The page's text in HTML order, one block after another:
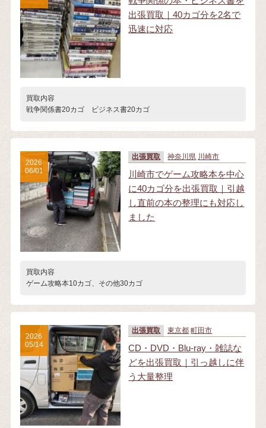
出張買取｜40カゴ分を2名で
迅速に対応
買取内容
戦争関係書20カゴ ビジネス書20カゴ
出張買取 神奈川県 川崎市
川崎市でゲーム攻略本を中心
に40カゴ分を出張買取｜引越
し直前の本の整理にも対応し
ました
買取内容
ゲーム攻略本10カゴ、その他30カゴ
2026
06/01
出張買取 東京都 町田市
CD・DVD・Blu-ray・雑誌な
どを出張買取｜引っ越しに伴
う大量整理
2026
05/14